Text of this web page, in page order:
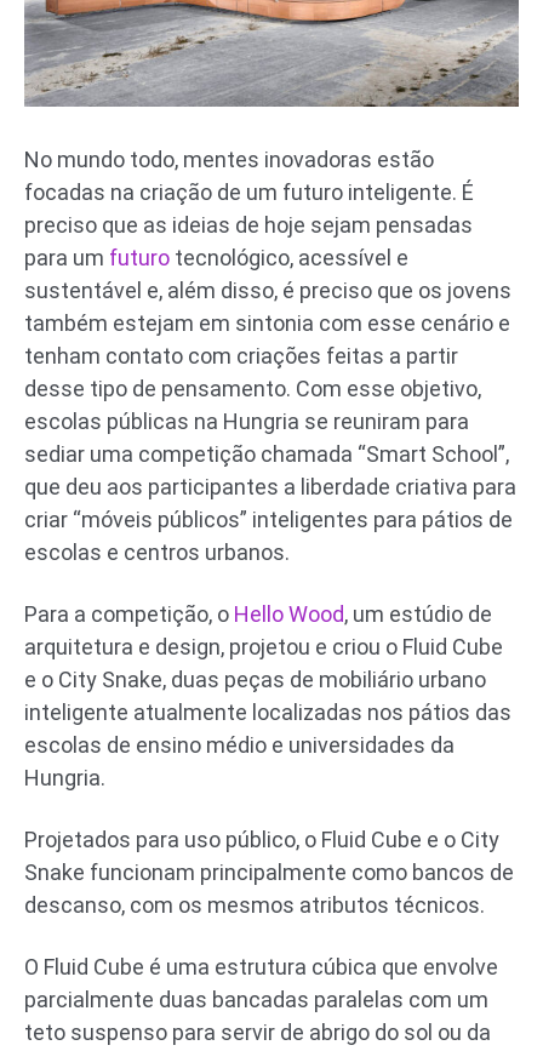
No mundo todo, mentes inovadoras estão
focadas na criação de um futuro inteligente. É
preciso que as ideias de hoje sejam pensadas
para um futuro tecnológico, acessível e
sustentável e, além disso, é preciso que os jovens
também estejam em sintonia com esse cenário e
tenham contato com criações feitas a partir
desse tipo de pensamento. Com esse objetivo,
escolas públicas na Hungria se reuniram para
sediar uma competição chamada “Smart School”,
que deu aos participantes a liberdade criativa para
criar “móveis públicos” inteligentes para pátios de
escolas e centros urbanos.
Para a competição, o Hello Wood, um estúdio de
arquitetura e design, projetou e criou o Fluid Cube
e o City Snake, duas peças de mobiliário urbano
inteligente atualmente localizadas nos pátios das
escolas de ensino médio e universidades da
Hungria.
Projetados para uso público, o Fluid Cube e o City
Snake funcionam principalmente como bancos de
descanso, com os mesmos atributos técnicos.
O Fluid Cube é uma estrutura cúbica que envolve
parcialmente duas bancadas paralelas com um
teto suspenso para servir de abrigo do sol ou da